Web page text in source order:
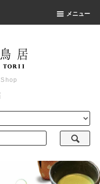
メニュー